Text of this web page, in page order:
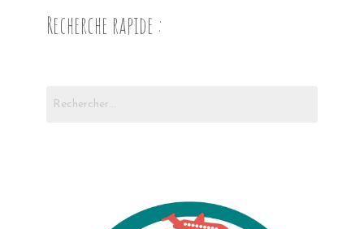
Recherche rapide :